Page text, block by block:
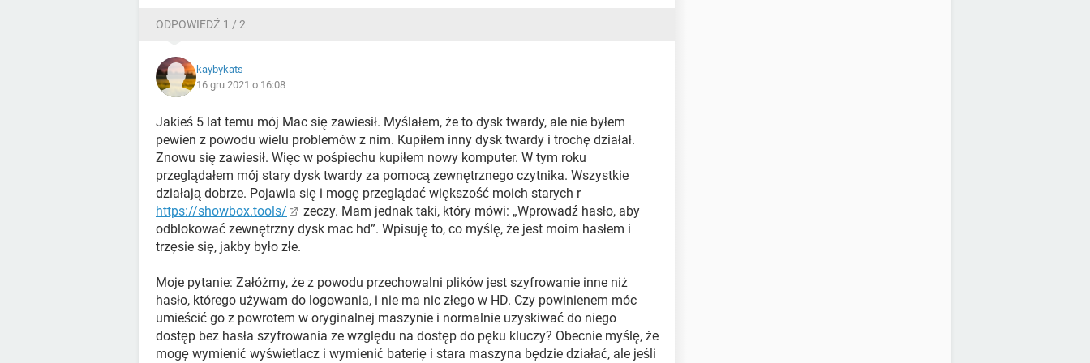
ODPOWIEDŹ 1 / 2
kaybykats
16 gru 2021 o 16:08
Jakieś 5 lat temu mój Mac się zawiesił. Myślałem, że to dysk twardy, ale nie byłem
pewien z powodu wielu problemów z nim. Kupiłem inny dysk twardy i trochę działał.
Znowu się zawiesił. Więc w pośpiechu kupiłem nowy komputer. W tym roku
przeglądałem mój stary dysk twardy za pomocą zewnętrznego czytnika. Wszystkie
działają dobrze. Pojawia się i mogę przeglądać większość moich starych r
https://showbox.tools/
zeczy. Mam jednak taki, który mówi: „Wprowadź hasło, aby
odblokować zewnętrzny dysk mac hd”. Wpisuję to, co myślę, że jest moim hasłem i
trzęsie się, jakby było złe.
Moje pytanie: Załóżmy, że z powodu przechowalni plików jest szyfrowanie inne niż
hasło, którego używam do logowania, i nie ma nic złego w HD. Czy powinienem móc
umieścić go z powrotem w oryginalnej maszynie i normalnie uzyskiwać do niego
dostęp bez hasła szyfrowania ze względu na dostęp do pęku kluczy? Obecnie myślę, że
mogę wymienić wyświetlacz i wymienić baterię i stara maszyna będzie działać, ale jeśli